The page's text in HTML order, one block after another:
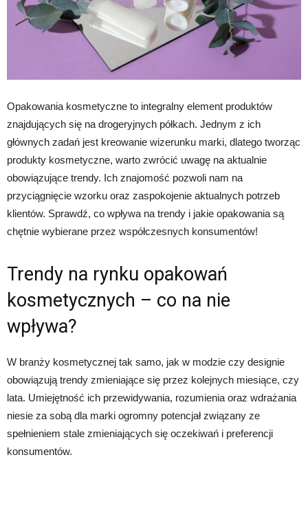
Opakowania kosmetyczne to integralny element produktów
znajdujących się na drogeryjnych półkach. Jednym z ich
głównych zadań jest kreowanie wizerunku marki, dlatego tworząc
produkty kosmetyczne, warto zwrócić uwagę na aktualnie
obowiązujące trendy. Ich znajomość pozwoli nam na
przyciągnięcie wzorku oraz zaspokojenie aktualnych potrzeb
klientów. Sprawdź, co wpływa na trendy i jakie opakowania są
chętnie wybierane przez współczesnych konsumentów!
Trendy na rynku opakowań
kosmetycznych – co na nie
wpływa?
W branży kosmetycznej tak samo, jak w modzie czy designie
obowiązują trendy zmieniające się przez kolejnych miesiące, czy
lata. Umiejętność ich przewidywania, rozumienia oraz wdrażania
niesie za sobą dla marki ogromny potencjał związany ze
spełnieniem stale zmieniających się oczekiwań i preferencji
konsumentów.